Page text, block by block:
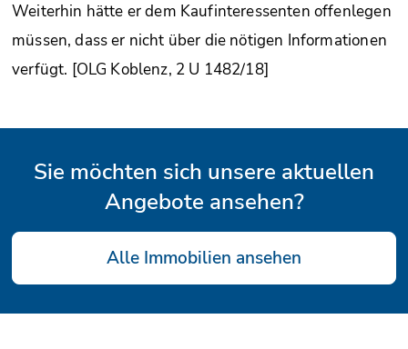
Weiterhin hätte er dem Kaufinteressenten offenlegen
müssen, dass er nicht über die nötigen Informationen
verfügt. [OLG Koblenz, 2 U 1482/18]
Sie möchten sich unsere aktuellen
Angebote ansehen?
Alle Immobilien ansehen